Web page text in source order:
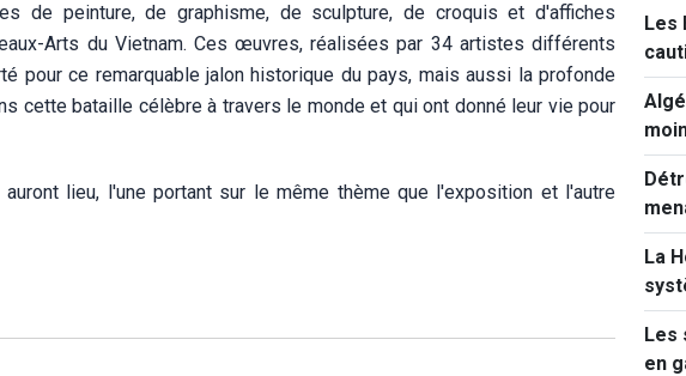
de peinture, de graphisme, de sculpture, de croquis et d'affiches
Arts du Vietnam. Ces œuvres, réalisées par 34 artistes différents
pour ce remarquable jalon historique du pays, mais aussi la profonde
cette bataille célèbre à travers le monde et qui ont donné leur vie pour
lieu, l'une portant sur le même thème que l'exposition et l'autre
Les
de
La
Les
en